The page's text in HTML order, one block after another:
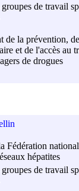
de travail
de la prévention,
et de l'accès au
de drogues
Fédération
hépatites
de travail